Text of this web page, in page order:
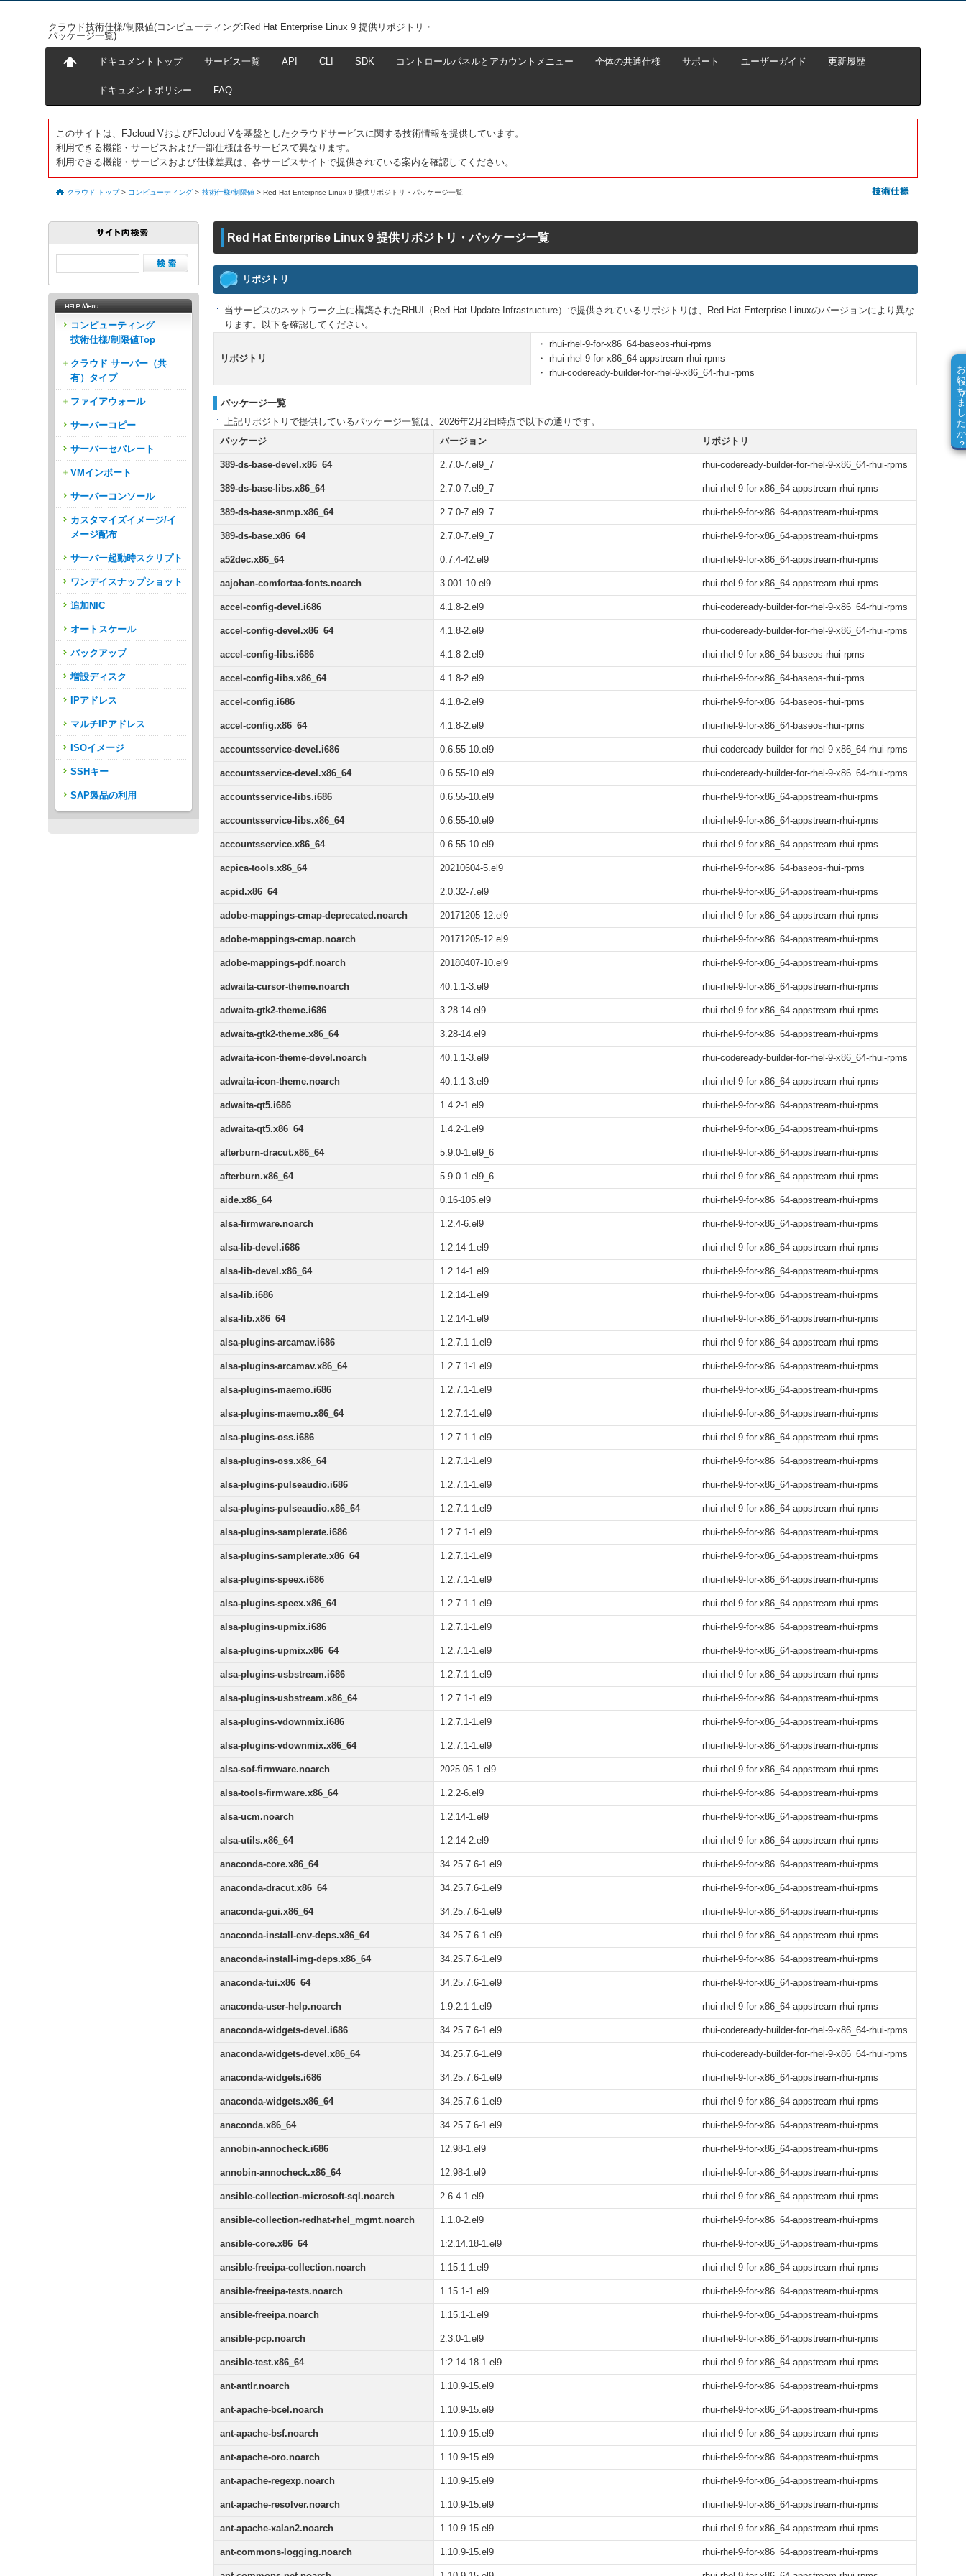
クラウド技術仕様/制限値(コンピューティング:Red Hat Enterprise Linux 9 提供リポジトリ・
パッケージ一覧)
ドキュメントトップ サービス一覧 API CLI SDK コントロールパネルとアカウントメニュー 全体の共通仕様 サポート ユーザーガイド 更新履歴
ドキュメントポリシー FAQ
このサイトは、FJcloud-VおよびFJcloud-Vを基盤としたクラウドサービスに関する技術情報を提供しています。
利用できる機能・サービスおよび一部仕様は各サービスで異なります。
利用できる機能・サービスおよび仕様差異は、各サービスサイトで提供されている案内を確認してください。
クラウド トップ > コンピューティング > 技術仕様/制限値 > Red Hat Enterprise Linux 9 提供リポジトリ・パッケージ一覧
Red Hat Enterprise Linux 9 提供リポジトリ・パッケージ一覧
リポジトリ
当サービスのネットワーク上に構築されたRHUI（Red Hat Update Infrastructure）で提供されているリポジトリは、Red Hat Enterprise Linuxのバージョンにより異な
ります。以下を確認してください。
リポジトリ
・ rhui-rhel-9-for-x86_64-baseos-rhui-rpms
・ rhui-rhel-9-for-x86_64-appstream-rhui-rpms
・ rhui-codeready-builder-for-rhel-9-x86_64-rhui-rpms
パッケージ一覧
上記リポジトリで提供しているパッケージ一覧は、2026年2月2日時点で以下の通りです。
パッケージ
バージョン リポジトリ
389-ds-base-devel.x86_64 2.7.0-7.el9_7 rhui-codeready-builder-for-rhel-9-x86_64-rhui-rpms
389-ds-base-libs.x86_64 2.7.0-7.el9_7 rhui-rhel-9-for-x86_64-appstream-rhui-rpms
389-ds-base-snmp.x86_64 2.7.0-7.el9_7 rhui-rhel-9-for-x86_64-appstream-rhui-rpms
389-ds-base.x86_64 2.7.0-7.el9_7 rhui-rhel-9-for-x86_64-appstream-rhui-rpms
a52dec.x86_64 0.7.4-42.el9 rhui-rhel-9-for-x86_64-appstream-rhui-rpms
aajohan-comfortaa-fonts.noarch 3.001-10.el9 rhui-rhel-9-for-x86_64-appstream-rhui-rpms
accel-config-devel.i686 4.1.8-2.el9 rhui-codeready-builder-for-rhel-9-x86_64-rhui-rpms
accel-config-devel.x86_64 4.1.8-2.el9 rhui-codeready-builder-for-rhel-9-x86_64-rhui-rpms
accel-config-libs.i686 4.1.8-2.el9 rhui-rhel-9-for-x86_64-baseos-rhui-rpms
accel-config-libs.x86_64 4.1.8-2.el9 rhui-rhel-9-for-x86_64-baseos-rhui-rpms
accel-config.i686 4.1.8-2.el9 rhui-rhel-9-for-x86_64-baseos-rhui-rpms
accel-config.x86_64 4.1.8-2.el9 rhui-rhel-9-for-x86_64-baseos-rhui-rpms
accountsservice-devel.i686 0.6.55-10.el9 rhui-codeready-builder-for-rhel-9-x86_64-rhui-rpms
accountsservice-devel.x86_64 0.6.55-10.el9 rhui-codeready-builder-for-rhel-9-x86_64-rhui-rpms
accountsservice-libs.i686 0.6.55-10.el9 rhui-rhel-9-for-x86_64-appstream-rhui-rpms
accountsservice-libs.x86_64 0.6.55-10.el9 rhui-rhel-9-for-x86_64-appstream-rhui-rpms
accountsservice.x86_64 0.6.55-10.el9 rhui-rhel-9-for-x86_64-appstream-rhui-rpms
acpica-tools.x86_64 20210604-5.el9 rhui-rhel-9-for-x86_64-baseos-rhui-rpms
acpid.x86_64 2.0.32-7.el9 rhui-rhel-9-for-x86_64-appstream-rhui-rpms
adobe-mappings-cmap-deprecated.noarch 20171205-12.el9 rhui-rhel-9-for-x86_64-appstream-rhui-rpms
adobe-mappings-cmap.noarch 20171205-12.el9 rhui-rhel-9-for-x86_64-appstream-rhui-rpms
adobe-mappings-pdf.noarch 20180407-10.el9 rhui-rhel-9-for-x86_64-appstream-rhui-rpms
adwaita-cursor-theme.noarch 40.1.1-3.el9 rhui-rhel-9-for-x86_64-appstream-rhui-rpms
adwaita-gtk2-theme.i686 3.28-14.el9 rhui-rhel-9-for-x86_64-appstream-rhui-rpms
adwaita-gtk2-theme.x86_64 3.28-14.el9 rhui-rhel-9-for-x86_64-appstream-rhui-rpms
adwaita-icon-theme-devel.noarch 40.1.1-3.el9 rhui-codeready-builder-for-rhel-9-x86_64-rhui-rpms
adwaita-icon-theme.noarch 40.1.1-3.el9 rhui-rhel-9-for-x86_64-appstream-rhui-rpms
adwaita-qt5.i686 1.4.2-1.el9 rhui-rhel-9-for-x86_64-appstream-rhui-rpms
adwaita-qt5.x86_64 1.4.2-1.el9 rhui-rhel-9-for-x86_64-appstream-rhui-rpms
afterburn-dracut.x86_64 5.9.0-1.el9_6 rhui-rhel-9-for-x86_64-appstream-rhui-rpms
afterburn.x86_64 5.9.0-1.el9_6 rhui-rhel-9-for-x86_64-appstream-rhui-rpms
aide.x86_64 0.16-105.el9 rhui-rhel-9-for-x86_64-appstream-rhui-rpms
alsa-firmware.noarch 1.2.4-6.el9 rhui-rhel-9-for-x86_64-appstream-rhui-rpms
alsa-lib-devel.i686 1.2.14-1.el9 rhui-rhel-9-for-x86_64-appstream-rhui-rpms
alsa-lib-devel.x86_64 1.2.14-1.el9 rhui-rhel-9-for-x86_64-appstream-rhui-rpms
alsa-lib.i686 1.2.14-1.el9 rhui-rhel-9-for-x86_64-appstream-rhui-rpms
alsa-lib.x86_64 1.2.14-1.el9 rhui-rhel-9-for-x86_64-appstream-rhui-rpms
alsa-plugins-arcamav.i686 1.2.7.1-1.el9 rhui-rhel-9-for-x86_64-appstream-rhui-rpms
alsa-plugins-arcamav.x86_64 1.2.7.1-1.el9 rhui-rhel-9-for-x86_64-appstream-rhui-rpms
alsa-plugins-maemo.i686 1.2.7.1-1.el9 rhui-rhel-9-for-x86_64-appstream-rhui-rpms
alsa-plugins-maemo.x86_64 1.2.7.1-1.el9 rhui-rhel-9-for-x86_64-appstream-rhui-rpms
alsa-plugins-oss.i686 1.2.7.1-1.el9 rhui-rhel-9-for-x86_64-appstream-rhui-rpms
alsa-plugins-oss.x86_64 1.2.7.1-1.el9 rhui-rhel-9-for-x86_64-appstream-rhui-rpms
alsa-plugins-pulseaudio.i686 1.2.7.1-1.el9 rhui-rhel-9-for-x86_64-appstream-rhui-rpms
alsa-plugins-pulseaudio.x86_64 1.2.7.1-1.el9 rhui-rhel-9-for-x86_64-appstream-rhui-rpms
alsa-plugins-samplerate.i686 1.2.7.1-1.el9 rhui-rhel-9-for-x86_64-appstream-rhui-rpms
alsa-plugins-samplerate.x86_64 1.2.7.1-1.el9 rhui-rhel-9-for-x86_64-appstream-rhui-rpms
alsa-plugins-speex.i686 1.2.7.1-1.el9 rhui-rhel-9-for-x86_64-appstream-rhui-rpms
alsa-plugins-speex.x86_64 1.2.7.1-1.el9 rhui-rhel-9-for-x86_64-appstream-rhui-rpms
alsa-plugins-upmix.i686 1.2.7.1-1.el9 rhui-rhel-9-for-x86_64-appstream-rhui-rpms
alsa-plugins-upmix.x86_64 1.2.7.1-1.el9 rhui-rhel-9-for-x86_64-appstream-rhui-rpms
alsa-plugins-usbstream.i686 1.2.7.1-1.el9 rhui-rhel-9-for-x86_64-appstream-rhui-rpms
alsa-plugins-usbstream.x86_64 1.2.7.1-1.el9 rhui-rhel-9-for-x86_64-appstream-rhui-rpms
alsa-plugins-vdownmix.i686 1.2.7.1-1.el9 rhui-rhel-9-for-x86_64-appstream-rhui-rpms
alsa-plugins-vdownmix.x86_64 1.2.7.1-1.el9 rhui-rhel-9-for-x86_64-appstream-rhui-rpms
alsa-sof-firmware.noarch 2025.05-1.el9 rhui-rhel-9-for-x86_64-appstream-rhui-rpms
alsa-tools-firmware.x86_64 1.2.2-6.el9 rhui-rhel-9-for-x86_64-appstream-rhui-rpms
alsa-ucm.noarch 1.2.14-1.el9 rhui-rhel-9-for-x86_64-appstream-rhui-rpms
alsa-utils.x86_64 1.2.14-2.el9 rhui-rhel-9-for-x86_64-appstream-rhui-rpms
anaconda-core.x86_64 34.25.7.6-1.el9 rhui-rhel-9-for-x86_64-appstream-rhui-rpms
anaconda-dracut.x86_64 34.25.7.6-1.el9 rhui-rhel-9-for-x86_64-appstream-rhui-rpms
anaconda-gui.x86_64 34.25.7.6-1.el9 rhui-rhel-9-for-x86_64-appstream-rhui-rpms
anaconda-install-env-deps.x86_64 34.25.7.6-1.el9 rhui-rhel-9-for-x86_64-appstream-rhui-rpms
anaconda-install-img-deps.x86_64 34.25.7.6-1.el9 rhui-rhel-9-for-x86_64-appstream-rhui-rpms
anaconda-tui.x86_64 34.25.7.6-1.el9 rhui-rhel-9-for-x86_64-appstream-rhui-rpms
anaconda-user-help.noarch 1:9.2.1-1.el9 rhui-rhel-9-for-x86_64-appstream-rhui-rpms
anaconda-widgets-devel.i686 34.25.7.6-1.el9 rhui-codeready-builder-for-rhel-9-x86_64-rhui-rpms
anaconda-widgets-devel.x86_64 34.25.7.6-1.el9 rhui-codeready-builder-for-rhel-9-x86_64-rhui-rpms
anaconda-widgets.i686 34.25.7.6-1.el9 rhui-rhel-9-for-x86_64-appstream-rhui-rpms
anaconda-widgets.x86_64 34.25.7.6-1.el9 rhui-rhel-9-for-x86_64-appstream-rhui-rpms
anaconda.x86_64 34.25.7.6-1.el9 rhui-rhel-9-for-x86_64-appstream-rhui-rpms
annobin-annocheck.i686 12.98-1.el9 rhui-rhel-9-for-x86_64-appstream-rhui-rpms
annobin-annocheck.x86_64 12.98-1.el9 rhui-rhel-9-for-x86_64-appstream-rhui-rpms
ansible-collection-microsoft-sql.noarch 2.6.4-1.el9 rhui-rhel-9-for-x86_64-appstream-rhui-rpms
ansible-collection-redhat-rhel_mgmt.noarch 1.1.0-2.el9 rhui-rhel-9-for-x86_64-appstream-rhui-rpms
ansible-core.x86_64 1:2.14.18-1.el9 rhui-rhel-9-for-x86_64-appstream-rhui-rpms
ansible-freeipa-collection.noarch 1.15.1-1.el9 rhui-rhel-9-for-x86_64-appstream-rhui-rpms
ansible-freeipa-tests.noarch 1.15.1-1.el9 rhui-rhel-9-for-x86_64-appstream-rhui-rpms
ansible-freeipa.noarch 1.15.1-1.el9 rhui-rhel-9-for-x86_64-appstream-rhui-rpms
ansible-pcp.noarch 2.3.0-1.el9 rhui-rhel-9-for-x86_64-appstream-rhui-rpms
ansible-test.x86_64 1:2.14.18-1.el9 rhui-rhel-9-for-x86_64-appstream-rhui-rpms
ant-antlr.noarch 1.10.9-15.el9 rhui-rhel-9-for-x86_64-appstream-rhui-rpms
ant-apache-bcel.noarch 1.10.9-15.el9 rhui-rhel-9-for-x86_64-appstream-rhui-rpms
ant-apache-bsf.noarch 1.10.9-15.el9 rhui-rhel-9-for-x86_64-appstream-rhui-rpms
ant-apache-oro.noarch 1.10.9-15.el9 rhui-rhel-9-for-x86_64-appstream-rhui-rpms
ant-apache-regexp.noarch 1.10.9-15.el9 rhui-rhel-9-for-x86_64-appstream-rhui-rpms
ant-apache-resolver.noarch 1.10.9-15.el9 rhui-rhel-9-for-x86_64-appstream-rhui-rpms
ant-apache-xalan2.noarch 1.10.9-15.el9 rhui-rhel-9-for-x86_64-appstream-rhui-rpms
ant-commons-logging.noarch 1.10.9-15.el9 rhui-rhel-9-for-x86_64-appstream-rhui-rpms
お役に立
コンピューティング
技術仕様/制限値Top
クラウド サーバー（共
有）タイプ
ファイアウォール
サーバーコピー
サーバーセパレート
VMインポート
サーバーコンソール
カスタマイズイメージ/イ
メージ配布
サーバー起動時スクリプト
ワンデイスナップショット
追加NIC
オートスケール
バックアップ
増設ディスク
IPアドレス
マルチIPアドレス
ISOイメージ
SSHキー
SAP製品の利用